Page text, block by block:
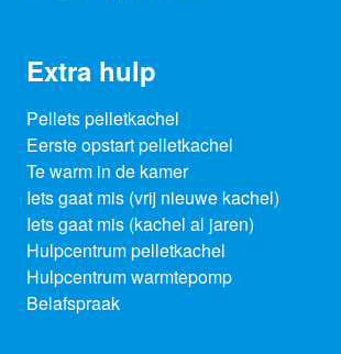
Extra hulp
Pellets pelletkachel
Eerste opstart pelletkachel
Te warm in de kamer
Iets gaat mis (vrij nieuwe kachel)
Iets gaat mis (kachel al jaren)
Hulpcentrum pelletkachel
Hulpcentrum warmtepomp
Belafspraak